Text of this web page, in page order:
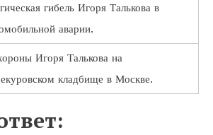
гибель Игоря Талькова в
аварии.
Игоря Талькова на
кладбище в Москве.